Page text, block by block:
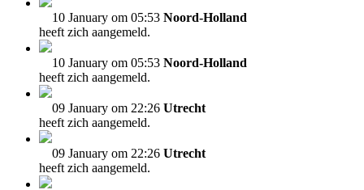
10 January om 05:53 Noord-Holland
heeft zich aangemeld.
10 January om 05:53 Noord-Holland
heeft zich aangemeld.
09 January om 22:26 Utrecht
heeft zich aangemeld.
09 January om 22:26 Utrecht
heeft zich aangemeld.